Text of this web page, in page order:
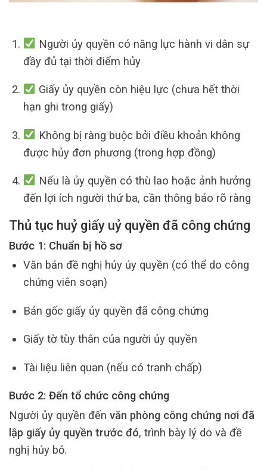
Người ủy quyền có năng lực hành vi dân sự
đầy đủ tại thời điểm hủy
Giấy ủy quyền còn hiệu lực (chưa hết thời
hạn ghi trong giấy)
Không bị ràng buộc bởi điều khoản không
được hủy đơn phương (trong hợp đồng)
Nếu là ủy quyền có thù lao hoặc ảnh hưởng
đến lợi ích người thứ ba, cần thông báo rõ ràng
Thủ tục huỷ giấy uỷ quyền đã công chứng
Bước 1: Chuẩn bị hồ sơ
Văn bản đề nghị hủy ủy quyền (có thể do công
chứng viên soạn)
Bản gốc giấy ủy quyền đã công chứng
Giấy tờ tùy thân của người ủy quyền
Tài liệu liên quan (nếu có tranh chấp)
Bước 2: Đến tổ chức công chứng
Người ủy quyền đến văn phòng công chứng nơi đã
lập giấy ủy quyền trước đó, trình bày lý do và đề
nghị hủy bỏ.